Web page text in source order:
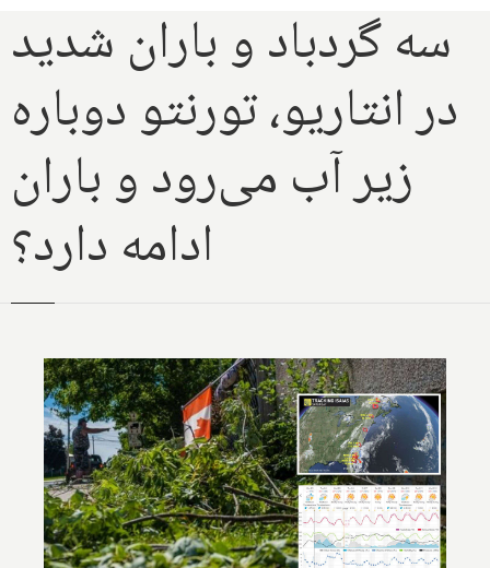
سه گردباد و باران شدید
در انتاریو، تورنتو دوباره
زیر آب می‌رود و باران
ادامه دارد؟